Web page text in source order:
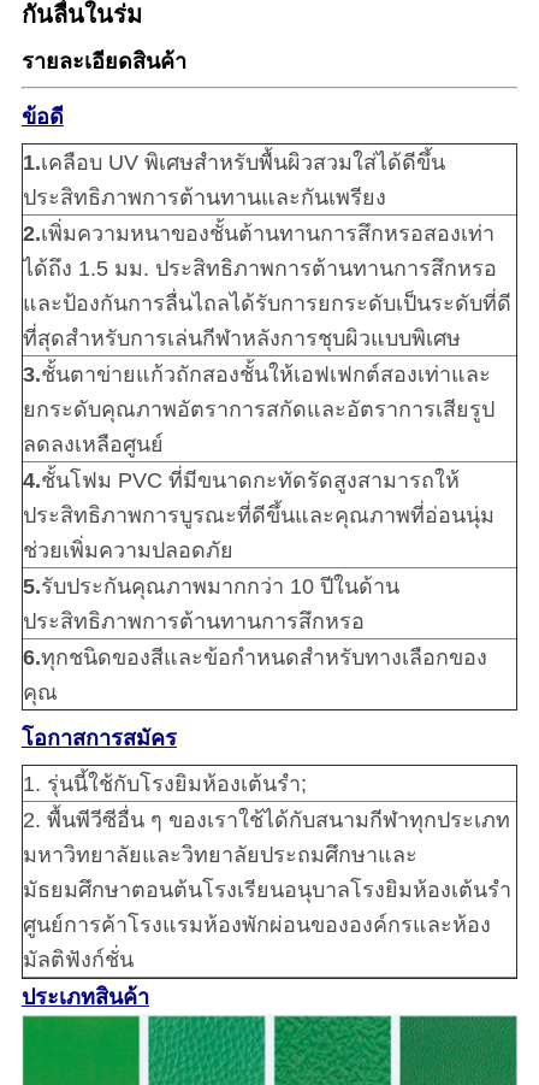
กันลื่นในร่ม
รายละเอียดสินค้า
ข้อดี
1.เคลือบ UV พิเศษสำหรับพื้นผิวสวมใส่ได้ดีขึ้น
ประสิทธิภาพการต้านทานและกันเพรียง
2.เพิ่มความหนาของชั้นต้านทานการสึกหรอสองเท่า
ได้ถึง 1.5 มม. ประสิทธิภาพการต้านทานการสึกหรอ
และป้องกันการลื่นไถลได้รับการยกระดับเป็นระดับที่ดี
ที่สุดสำหรับการเล่นกีฬาหลังการชุบผิวแบบพิเศษ
3.ชั้นตาข่ายแก้วถักสองชั้นให้เอฟเฟกต์สองเท่าและ
ยกระดับคุณภาพอัตราการสกัดและอัตราการเสียรูป
ลดลงเหลือศูนย์
4.ชั้นโฟม PVC ที่มีขนาดกะทัดรัดสูงสามารถให้
ประสิทธิภาพการบูรณะที่ดีขึ้นและคุณภาพที่อ่อนนุ่ม
ช่วยเพิ่มความปลอดภัย
5.รับประกันคุณภาพมากกว่า 10 ปีในด้าน
ประสิทธิภาพการต้านทานการสึกหรอ
6.ทุกชนิดของสีและข้อกำหนดสำหรับทางเลือกของ
คุณ
โอกาสการสมัคร
1. รุ่นนี้ใช้กับโรงยิมห้องเต้นรำ;
2. พื้นพีวีซีอื่น ๆ ของเราใช้ได้กับสนามกีฬาทุกประเภท
มหาวิทยาลัยและวิทยาลัยประถมศึกษาและ
มัธยมศึกษาตอนต้นโรงเรียนอนุบาลโรงยิมห้องเต้นรำ
ศูนย์การค้าโรงแรมห้องพักผ่อนขององค์กรและห้อง
มัลติฟังก์ชั่น
ประเภทสินค้า